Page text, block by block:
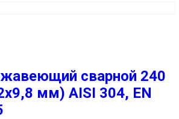
сварной 240
мм) AISI 304, EN